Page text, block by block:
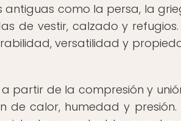
antiguas como la persa, la
de vestir, calzado y refugios.
versatilidad y
partir de la compresión y
de calor, humedad y presión.